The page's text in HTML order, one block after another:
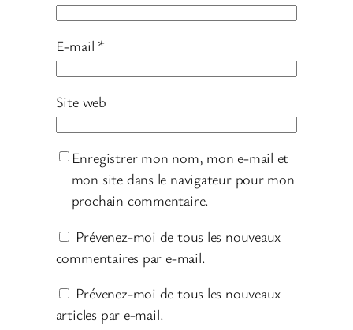
E-mail *
Site web
Enregistrer mon nom, mon e-mail et
mon site dans le navigateur pour mon
prochain commentaire.
Prévenez-moi de tous les nouveaux
commentaires par e-mail.
Prévenez-moi de tous les nouveaux
articles par e-mail.